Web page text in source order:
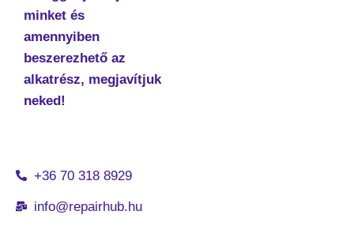
minket és
amennyiben
beszerezhető az
alkatrész, megjavítjuk
neked!
+36 70 318 8929
info@repairhub.hu